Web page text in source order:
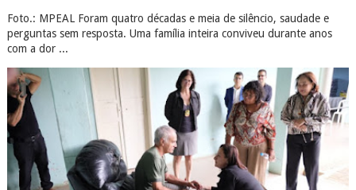
Foto.: MPEAL Foram quatro décadas e meia de silêncio, saudade e
perguntas sem resposta. Uma família inteira conviveu durante anos
com a dor ...